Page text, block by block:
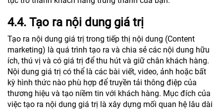
4.4. Tạo ra nội dung giá trị
Tạo ra nội dung giá trị trong tiếp thị nội dung (Content
marketing) là quá trình tạo ra và chia sẻ các nội dung hữu
ích, thú vị và có giá trị để thu hút và giữ chân khách hàng.
Nội dung giá trị có thể là các bài viết, video, ảnh hoặc bất
kỳ hình thức nào phù hợp để truyền tải thông điệp của
thương hiệu và tạo niềm tin với khách hàng. Mục đích của
việc tạo ra nội dung giá trị là xây dựng mối quan hệ lâu dài